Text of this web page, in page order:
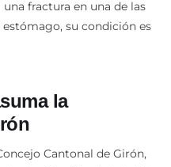
su condición es
Cantonal de Girón,
la situación del alcalde